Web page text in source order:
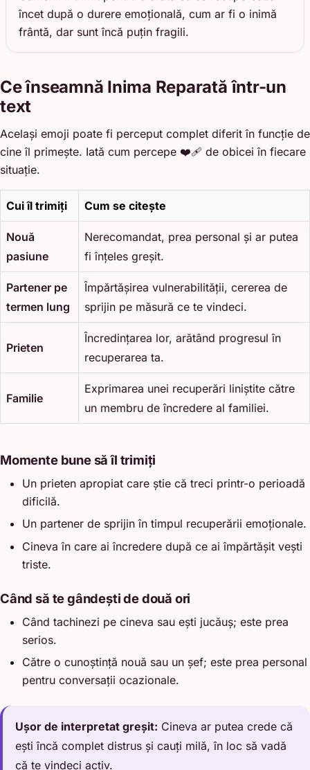
încet după o durere emoțională, cum ar fi o inimă
frântă, dar sunt încă puțin fragili.
Ce înseamnă Inima Reparată într-un
text
Același emoji poate fi perceput complet diferit în funcție de
cine îl primește. Iată cum percepe ❤️‍🩹 de obicei în fiecare
situație.
Cui îl trimiți Cum se citește
Nouă
pasiune
Nerecomandat, prea personal și ar putea
fi înțeles greșit.
Partener pe
termen lung
Împărtășirea vulnerabilității, cererea de
sprijin pe măsură ce te vindeci.
Prieten
Încredințarea lor, arătând progresul în
recuperarea ta.
Familie
Exprimarea unei recuperări liniștite către
un membru de încredere al familiei.
Momente bune să îl trimiți
Un prieten apropiat care știe că treci printr-o perioadă
dificilă.
Un partener de sprijin în timpul recuperării emoționale.
Cineva în care ai încredere după ce ai împărtășit vești
triste.
Când să te gândești de două ori
Când tachinezi pe cineva sau ești jucăuș; este prea
serios.
Către o cunoștință nouă sau un șef; este prea personal
pentru conversații ocazionale.
Ușor de interpretat greșit: Cineva ar putea crede că
ești încă complet distrus și cauți milă, în loc să vadă
că te vindeci activ.